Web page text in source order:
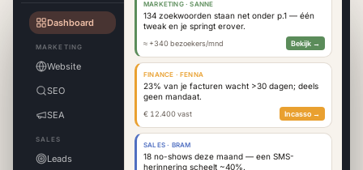
Dashboard
MARKETING
Website
SEO
SEA
SALES
Leads
MARKETING · SANNE
134 zoekwoorden staan net onder p.1 — één
tweak en je springt erover.
≈ +340 bezoekers/mnd Bekijk →
FINANCE · FENNA
23% van je facturen wacht >30 dagen; deels
geen mandaat.
€ 12.400 vast Incasso →
SALES · BRAM
18 no-shows deze maand — een SMS-
herinnering scheelt ~40%.